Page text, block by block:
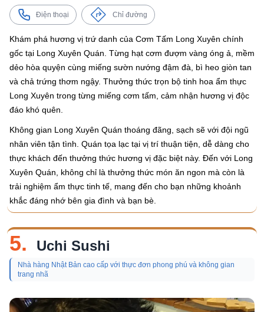
Điện thoại Chỉ đường
Khám phá hương vị trứ danh của Cơm Tấm Long Xuyên chính
gốc tại Long Xuyên Quán. Từng hạt cơm đượm vàng óng ả, mềm
dẻo hòa quyện cùng miếng sườn nướng đậm đà, bì heo giòn tan
và chả trứng thơm ngậy. Thưởng thức trọn bộ tinh hoa ẩm thực
Long Xuyên trong từng miếng cơm tấm, cảm nhận hương vị độc
đáo khó quên.
Không gian Long Xuyên Quán thoáng đãng, sạch sẽ với đội ngũ
nhân viên tận tình. Quán tọa lạc tại vị trí thuận tiện, dễ dàng cho
thực khách đến thưởng thức hương vị đặc biệt này. Đến với Long
Xuyên Quán, không chỉ là thưởng thức món ăn ngon mà còn là
trải nghiệm ẩm thực tinh tế, mang đến cho bạn những khoảnh
khắc đáng nhớ bên gia đình và bạn bè.
5. Uchi Sushi
Nhà hàng Nhật Bản cao cấp với thực đơn phong phú và không gian
trang nhã